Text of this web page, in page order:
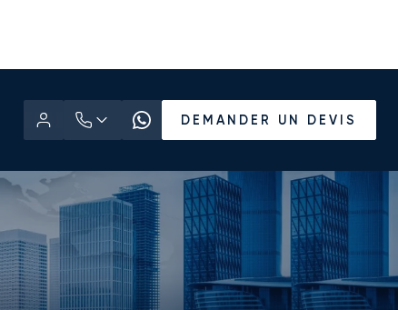
DEMANDER UN DEVIS